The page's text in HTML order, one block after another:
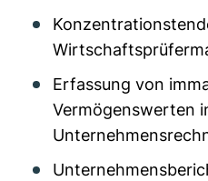
Erfassung von
Vermögenswerten